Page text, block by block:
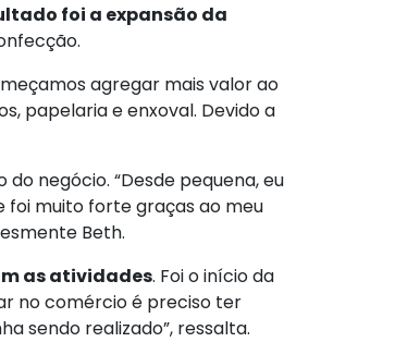
foi a expansão da
agregar mais valor ao
papelaria e enxoval. Devido a
negócio. “Desde pequena, eu
foi muito forte graças ao meu
Beth.
as atividades. Foi o início da
no comércio é preciso ter
sendo realizado”, ressalta.